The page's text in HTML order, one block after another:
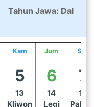
Tahun Jawa: Dal
Kam Jum Sab
5
13
Kliwon
6
14
Legi
7
15